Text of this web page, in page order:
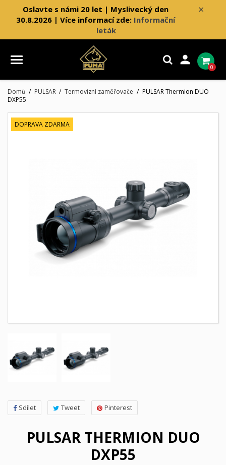
×
Oslavte s námi 20 let | Myslivecký den
30.8.2026 | Více informací zde: Informační
leták

0
Domů PULSAR Termovizní zaměřovače
PULSAR Thermion DUO
DXP55
DOPRAVA ZDARMA
Sdílet Tweet Pinterest
PULSAR THERMION DUO
DXP55